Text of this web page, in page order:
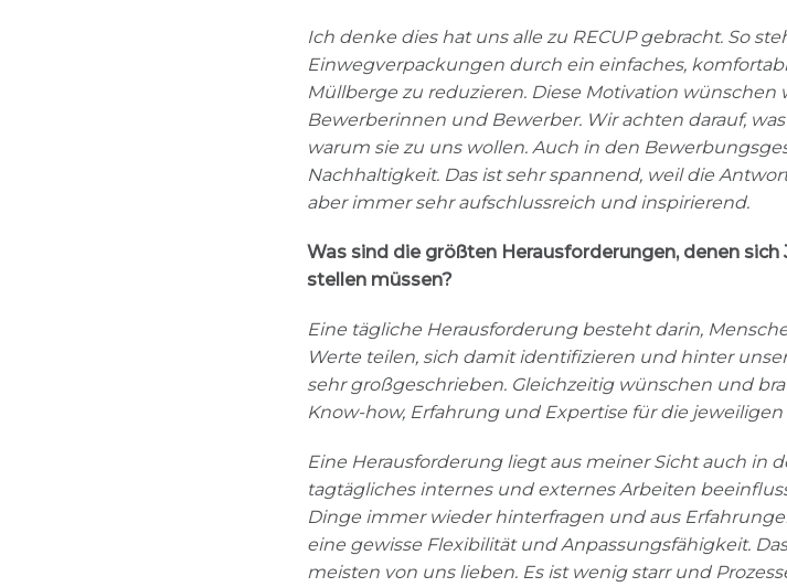
Ich denke dies hat uns alle zu RECUP gebracht. So
Einwegverpackungen durch ein einfaches,
Müllberge zu reduzieren. Diese Motivation
Bewerberinnen und Bewerber. Wir achten darauf,
warum sie zu uns wollen. Auch in den
Nachhaltigkeit. Das ist sehr spannend, weil die
aber immer sehr aufschlussreich und inspirierend.
Was sind die größten Herausforderungen, denen
stellen müssen?
Eine tägliche Herausforderung besteht darin,
Werte teilen, sich damit identifizieren und hinter
sehr großgeschrieben. Gleichzeitig wünschen und
Know-how, Erfahrung und Expertise für die
Eine Herausforderung liegt aus meiner Sicht auch in
tagtägliches internes und externes Arbeiten
Dinge immer wieder hinterfragen undaus
eine gewisse Flexibilität und Anpassungsfähigkeit.
meisten von uns lieben. Es ist wenig starr und